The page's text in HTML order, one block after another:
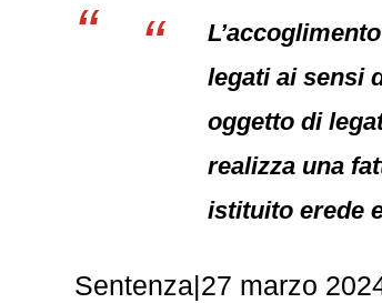
legati ai sensi
oggetto di
realizza una
istituito erede
Sentenza|27 marzo